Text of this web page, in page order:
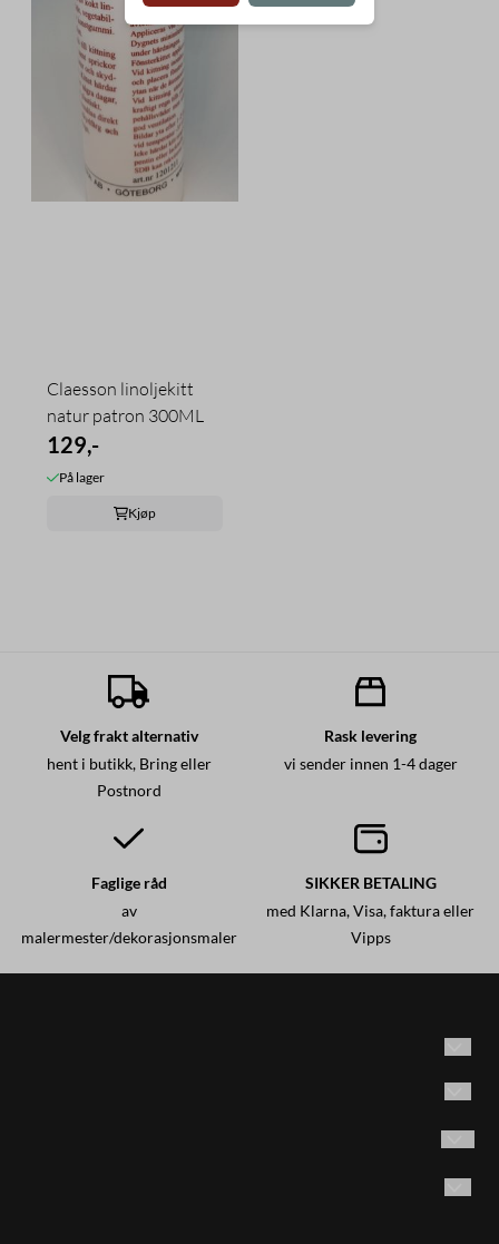
Claesson linoljekitt
natur patron 300ML
129,-
På lager
Kjøp
Velg frakt alternativ
hent i butikk, Bring eller
Postnord
Rask levering
vi sender innen 1-4 dager
Faglige råd
av
malermester/dekorasjonsmaler
SIKKER BETALING
med Klarna, Visa, faktura eller
Vipps